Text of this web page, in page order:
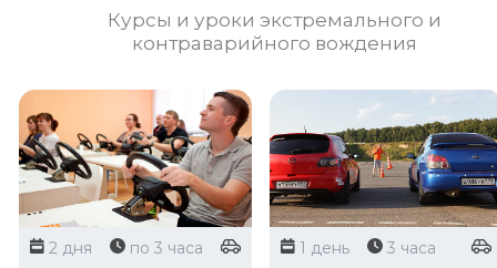
Курсы и уроки экстремального и
контраварийного вождения
2 дня по 3 часа 1 день 3 часа